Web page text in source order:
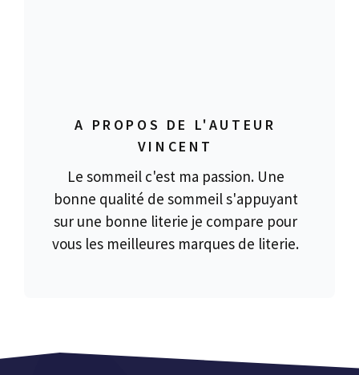
A PROPOS DE L'AUTEUR
VINCENT
Le sommeil c'est ma passion. Une
bonne qualité de sommeil s'appuyant
sur une bonne literie je compare pour
vous les meilleures marques de literie.